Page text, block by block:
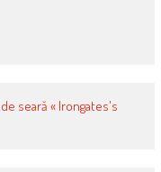
seară « Irongates's